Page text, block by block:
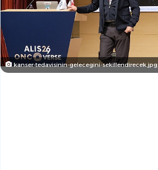
kanser-tedavisinin-gelecegini-sekillendirecek.jpg